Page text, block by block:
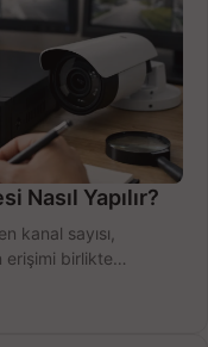
Nasıl Yapılır?
kanal sayısı,
birlikte